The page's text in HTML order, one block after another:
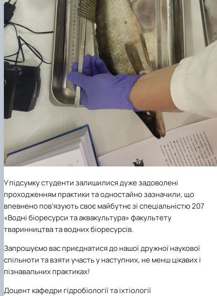
У підсумку студенти залишилися дуже задоволені
проходженням практики та одностайно зазначили, що
впевнено пов’язують своє майбутнє зі спеціальністю 207
«Водні біоресурси та аквакультура» факультету
тваринництва та водних біоресурсів.
Запрошуємо вас приєднатися до нашої дружної наукової
спільноти та взяти участь у наступних, не менш цікавих і
пізнавальних практиках!
Доцент кафедри гідробіології та іхтіології